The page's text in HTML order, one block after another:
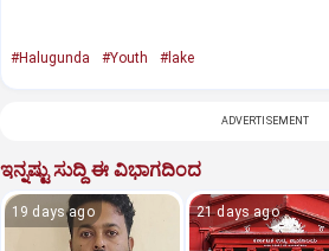
#Halugunda #Youth #lake
ADVERTISEMENT
ಇನ್ನಷ್ಟು ಸುದ್ದಿ ಈ ವಿಭಾಗದಿಂದ
19 days ago 21 days ago